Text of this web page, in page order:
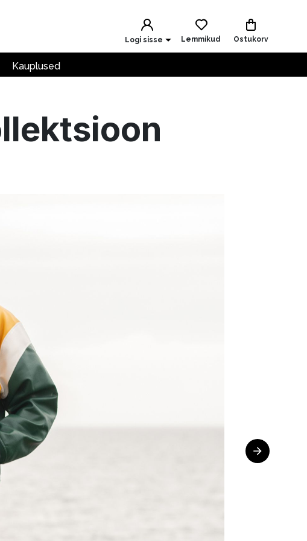
Logi sisse Lemmikud Ostukorv
Kauplused